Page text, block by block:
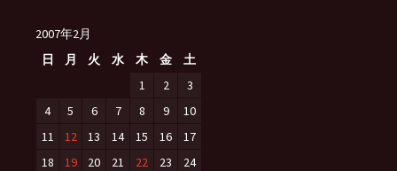
2007年2月
日
月 火 水 木 金
土
1
2
3
4
5 6 7 8 9
10
11
12 13 14 15 16
17
18
19 20 21 22 23
24